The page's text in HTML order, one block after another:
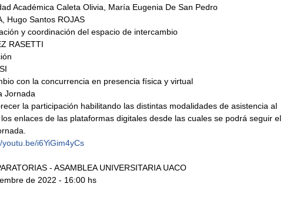
Académica Caleta Olivia, María Eugenia De San Pedro
Hugo Santos ROJAS
y coordinación del espacio de intercambio
RASETTI
con la concurrencia en presencia física y virtual
Jornada
la participación habilitando las distintas modalidades de asistencia al
enlaces de las plataformas digitales desde las cuales se podrá seguir el
youtu.be/i6YiGim4yCs
- ASAMBLEA UNIVERSITARIA UACO
de 2022 - 16:00 hs